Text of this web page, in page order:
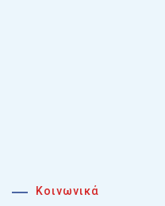
Κοινωνικά